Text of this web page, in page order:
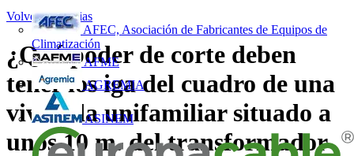
AFEC, Asociación de Fabricantes de Equipos de
Climatización
AFME
AGREMIA
ASINEM
Volver a Noticias
¿Qué poder de corte deben
tener los iga del cuadro de una
vivienda unifamiliar situado a
unos 10 m. del transformador